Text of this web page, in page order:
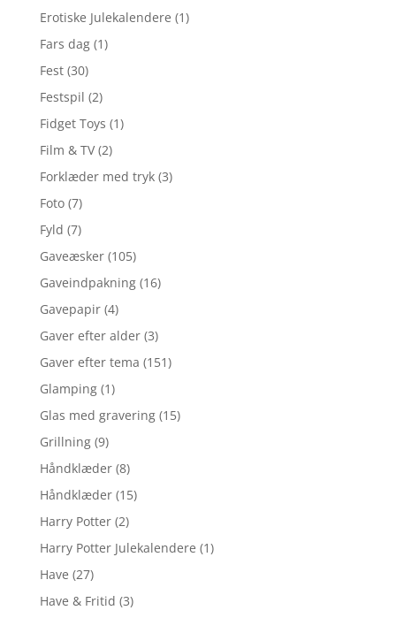
Erotiske Julekalendere (1)
Fars dag (1)
Fest (30)
Festspil (2)
Fidget Toys (1)
Film & TV (2)
Forklæder med tryk (3)
Foto (7)
Fyld (7)
Gaveæsker (105)
Gaveindpakning (16)
Gavepapir (4)
Gaver efter alder (3)
Gaver efter tema (151)
Glamping (1)
Glas med gravering (15)
Grillning (9)
Håndklæder (8)
Håndklæder (15)
Harry Potter (2)
Harry Potter Julekalendere (1)
Have (27)
Have & Fritid (3)